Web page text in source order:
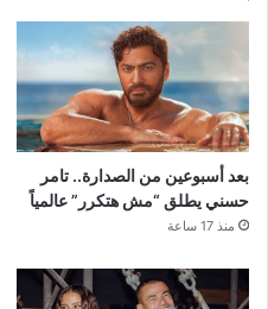
بعد أسبوعين من الصدارة.. تامر
حسني يطلق “مش هتكرر” عالمياً
منذ 17 ساعة